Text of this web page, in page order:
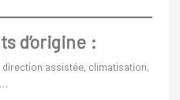
d’origine :
assistée, climatisation,
…